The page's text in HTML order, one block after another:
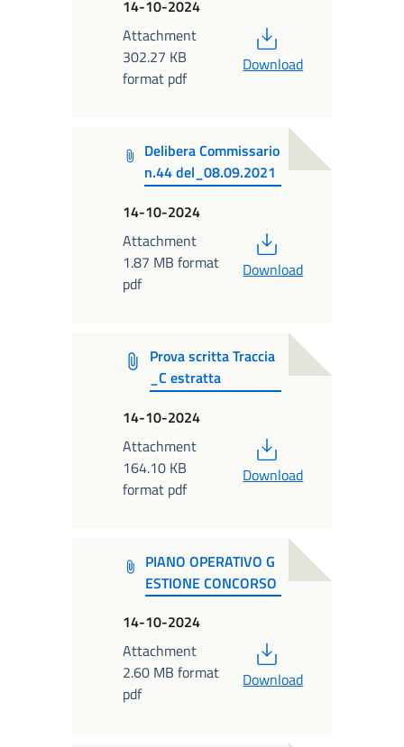
14-10-2024
Attachment
302.27 KB
format pdf
Download
Delibera Commissario
n.44 del_08.09.2021
14-10-2024
Attachment
1.87 MB format
pdf
Download
Prova scritta Traccia
_C estratta
14-10-2024
Attachment
164.10 KB
format pdf
Download
PIANO OPERATIVO G
ESTIONE CONCORSO
14-10-2024
Attachment
2.60 MB format
pdf
Download